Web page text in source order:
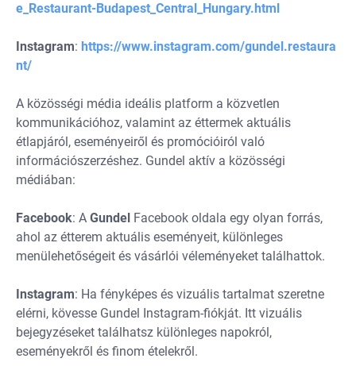
e_Restaurant-Budapest_Central_Hungary.html
Instagram: https://www.instagram.com/gundel.restaura
nt/
A közösségi média ideális platform a közvetlen
kommunikációhoz, valamint az éttermek aktuális
étlapjáról, eseményeiről és promócióiról való
információszerzéshez. Gundel aktív a közösségi
médiában:
Facebook: A Gundel Facebook oldala egy olyan forrás,
ahol az étterem aktuális eseményeit, különleges
menülehetőségeit és vásárlói véleményeket találhattok.
Instagram: Ha fényképes és vizuális tartalmat szeretne
elérni, kövesse Gundel Instagram-fiókját. Itt vizuális
bejegyzéseket találhatsz különleges napokról,
eseményekről és finom ételekről.